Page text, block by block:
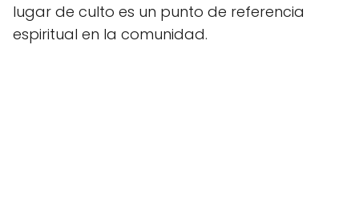
lugar de culto es un punto de referencia
espiritual en la comunidad.